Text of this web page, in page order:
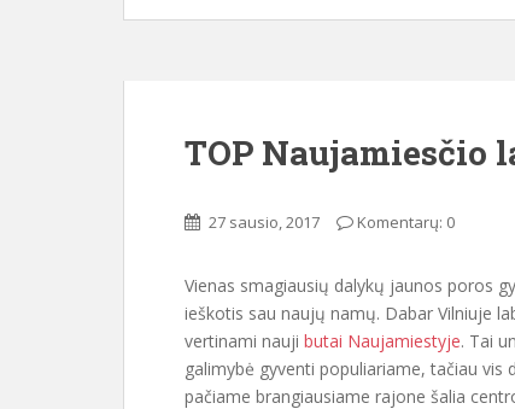
TOP Naujamiesčio
27 sausio, 2017 Komentarų: 0
Vienas smagiausių dalykų jaunos poros
ieškotis sau naujų namų. Dabar Vilniuje
vertinami nauji butai Naujamiestyje. Tai
galimybė gyventi populiariame, tačiau vis
pačiame brangiausiame rajone šalia